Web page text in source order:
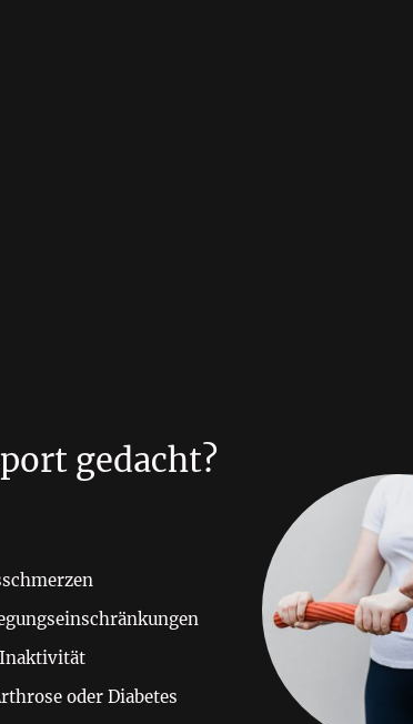
gedacht?
Inaktivität
oder Diabetes